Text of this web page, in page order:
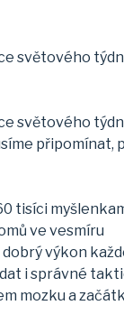
světového
světového
ve vesmíru
výkon
i správné
mozku a